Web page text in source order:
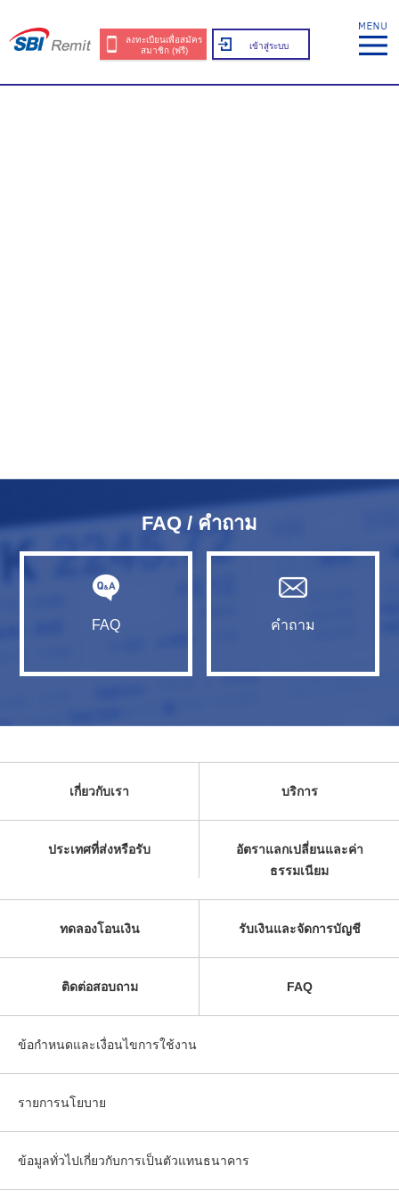
ลงทะเบียนเพื่อสมัคร
สมาชิก (ฟรี)
เข้าสู่ระบบ
FAQ / คำถาม
FAQ คำถาม
เกี่ยวกับเรา บริการ
ประเทศที่ส่งหรือรับ
อัตราแลกเปลี่ยนและค่า
ธรรมเนียม
ทดลองโอนเงิน รับเงินและจัดการบัญชี
ติดต่อสอบถาม FAQ
ข้อกำหนดและเงื่อนไขการใช้งาน
รายการนโยบาย
ข้อมูลทั่วไปเกี่ยวกับการเป็นตัวแทนธนาคาร